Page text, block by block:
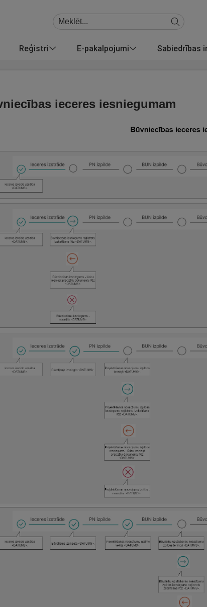
Reģistri E-pakalpojumi Sabiedrības
ieceres iesniegumam